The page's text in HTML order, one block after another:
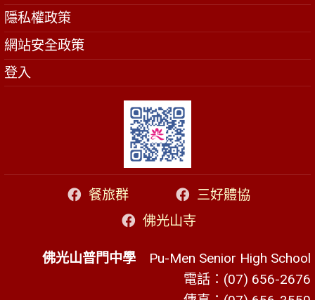
隱私權政策
網站安全政策
登入
餐旅群
三好體協
佛光山寺
佛光山普門中學 Pu-Men Senior High School
電話：(07) 656-2676